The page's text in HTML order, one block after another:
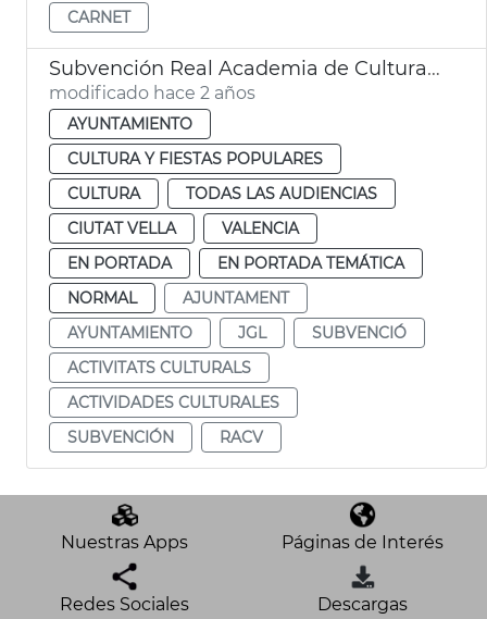
CARNET
Subvención Real Academia de Cultura Valenciana
modificado hace 2 años
AYUNTAMIENTO
CULTURA Y FIESTAS POPULARES
CULTURA
TODAS LAS AUDIENCIAS
CIUTAT VELLA
VALENCIA
EN PORTADA
EN PORTADA TEMÁTICA
NORMAL
AJUNTAMENT
AYUNTAMIENTO
JGL
SUBVENCIÓ
ACTIVITATS CULTURALS
ACTIVIDADES CULTURALES
SUBVENCIÓN
RACV
Nuestras Apps Páginas de Interés
Redes Sociales Descargas